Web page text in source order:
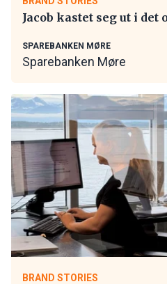
Jacob kastet seg ut i
SPAREBANKEN MØRE
Sparebanken Møre
BRAND STORIES